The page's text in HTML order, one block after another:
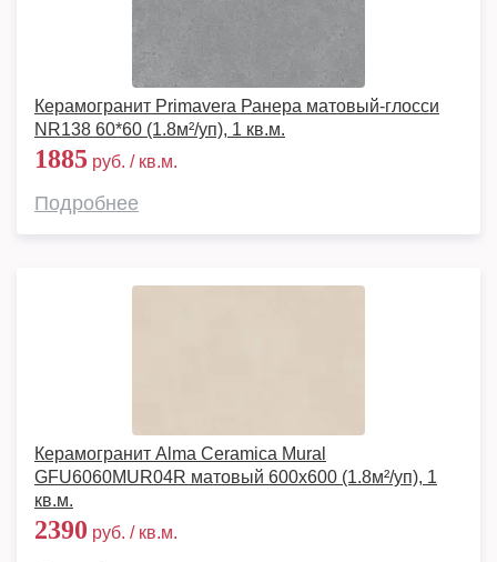
Керамогранит Primavera Ранера матовый-глосси
NR138 60*60 (1.8м²/уп), 1 кв.м.
1885 руб. / кв.м.
Подробнее
Керамогранит Alma Ceramica Mural
GFU6060MUR04R матовый 600x600 (1.8м²/уп), 1
кв.м.
2390 руб. / кв.м.